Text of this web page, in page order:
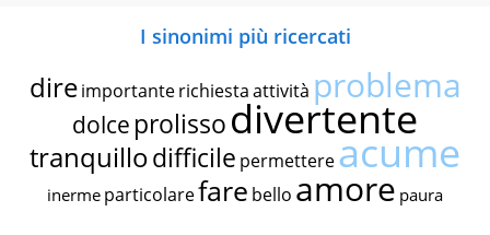
I sinonimi più ricercati
dire importante richiestaattività problema
dolce prolissodivertente
tranquillodifficile permettereacume
inerme particolarefare bello amore paura